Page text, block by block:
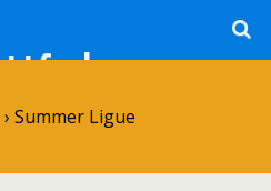
l'Objectif de Clairette
Summer Ligue